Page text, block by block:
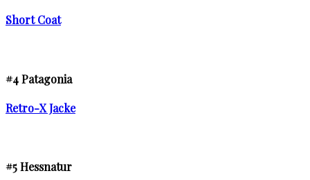
Short Coat
#4 Patagonia
Retro-X Jacke
#5 Hessnatur